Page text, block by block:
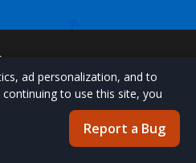
Report a Bug
ad personalization, and to
to use this site, you